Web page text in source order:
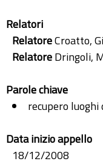
Relatori
RelatoreCroatto,
RelatoreDringoli,
Parole chiave
recupero luoghi
Data inizio appello
18/12/2008